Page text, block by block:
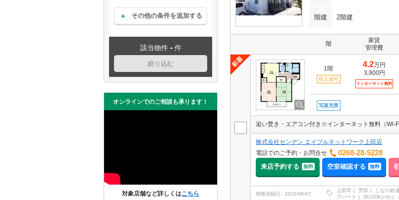
その他の条件を追加する
該当物件 - 件
絞り込む
オンラインでのご相談も承ります！
対象店舗など詳しくはこちら
階建 2階建
階
家賃
管理費
1階
即入居可
4.2万円
3,900円
インターネット無料
写真充実
追い焚き・エアコン付き☆インターネット無料（Wi-
株式会社センデン エイブルネットワーク上田店
電話でのご予約・お問合せ
0268-28-5228
来店予約する 無料 空室確認する 無料
情報登録日 2026/08/07
上田市 芳田 しなの鉄
アパート
2K/2DK(+S)